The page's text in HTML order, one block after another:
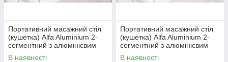
Портативний масажний стіл
(кушетка) Alfa Aluminium 2-
сегментний з алюмінієвим
каркасом, ширина 70 см
В наявності
Портативний масажний стіл
(кушетка) Alfa Aluminium 2-
сегментний з алюмінієвим
каркасом, ширина 70 см
В наявності